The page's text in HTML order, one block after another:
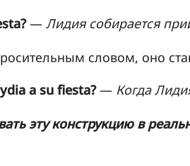
— Лидия собирается
словом, оно
a su fiesta?— Когда
эту конструкцию в